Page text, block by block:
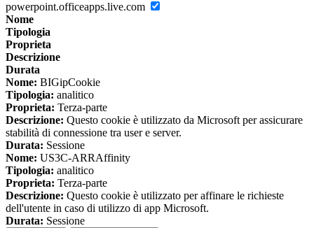
powerpoint.officeapps.live.com
Nome
Tipologia
Proprieta
Descrizione
Durata
Nome: BIGipCookie
Tipologia: analitico
Proprieta: Terza-parte
Descrizione: Questo cookie è utilizzato da Microsoft per assicurare
stabilità di connessione tra user e server.
Durata: Sessione
Nome: US3C-ARRAffinity
Tipologia: analitico
Proprieta: Terza-parte
Descrizione: Questo cookie è utilizzato per affinare le richieste
dell'utente in caso di utilizzo di app Microsoft.
Durata: Sessione